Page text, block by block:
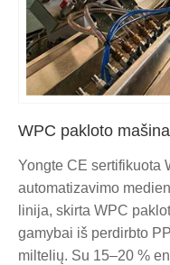
WPC pakloto mašina
Yongte CE sertifikuota
automatizavimo
linija, skirta WPC
gamybai iš perdirbto
miltelių. Su 15–20 %